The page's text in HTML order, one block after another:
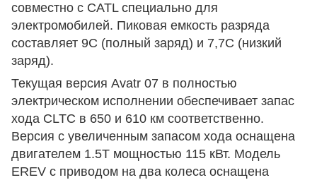
совместно с CATL специально для
электромобилей. Пиковая емкость разряда
составляет 9С (полный заряд) и 7,7С (низкий
заряд).
Текущая версия Avatr 07 в полностью
электрическом исполнении обеспечивает запас
хода CLTC в 650 и 610 км соответственно.
Версия с увеличенным запасом хода оснащена
двигателем 1.5T мощностью 115 кВт. Модель
EREV с приводом на два колеса оснащена